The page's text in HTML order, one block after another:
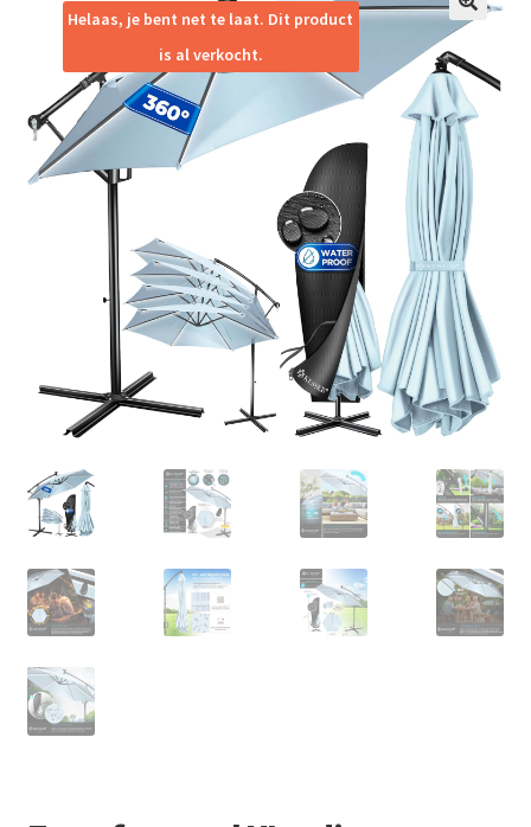
Kleding
Retourboxen
🔍
Helaas, je bent net te laat. Dit product
is al verkocht.